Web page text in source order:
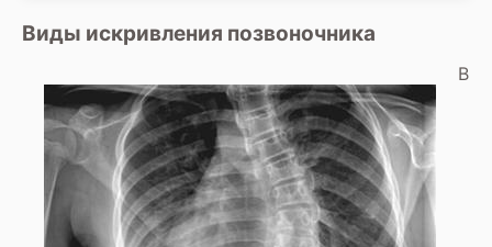
Виды искривления позвоночника
В